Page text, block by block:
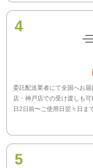
4
委託配送業者にて全国へお
店・神戸店での受け渡しも
日2日前〜ご使用日翌々日まで
5